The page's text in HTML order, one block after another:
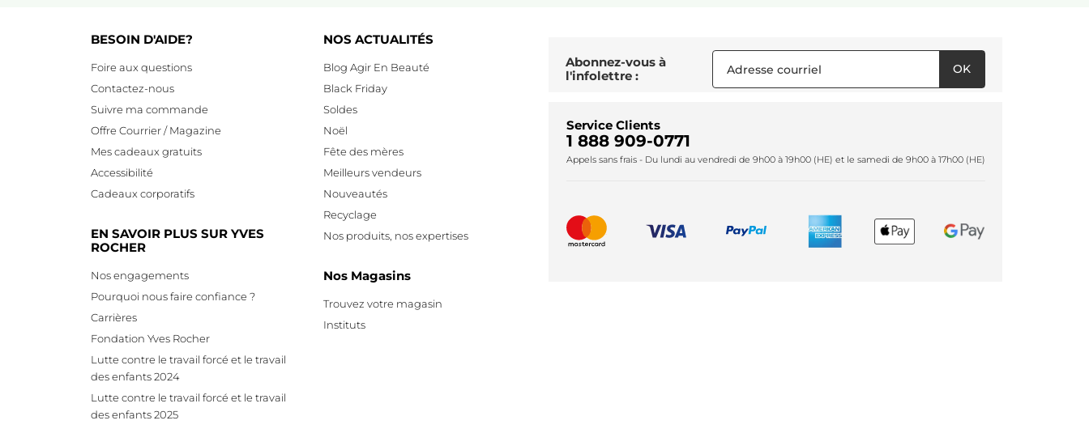
BESOIN D'AIDE?
Foire aux questions
Contactez-nous
Suivre ma commande
Offre Courrier / Magazine
Mes cadeaux gratuits
Accessibilité
Cadeaux corporatifs
EN SAVOIR PLUS SUR YVES
ROCHER
Nos engagements
Pourquoi nous faire confiance ?
Carrières
Fondation Yves Rocher
Lutte contre le travail forcé et le travail
des enfants 2024
Lutte contre le travail forcé et le travail
des enfants 2025
NOS ACTUALITÉS
Blog Agir En Beauté
Black Friday
Soldes
Noël
Fête des mères
Meilleurs vendeurs
Nouveautés
Recyclage
Nos produits, nos expertises
Nos Magasins
Trouvez votre magasin
Instituts
Abonnez-vous à
l'infolettre :
OK
Service Clients
1 888 909-0771
Appels sans frais - Du lundi au vendredi de 9h00 à 19h00 (HE) et le samedi de 9h00 à 17h00 (HE)